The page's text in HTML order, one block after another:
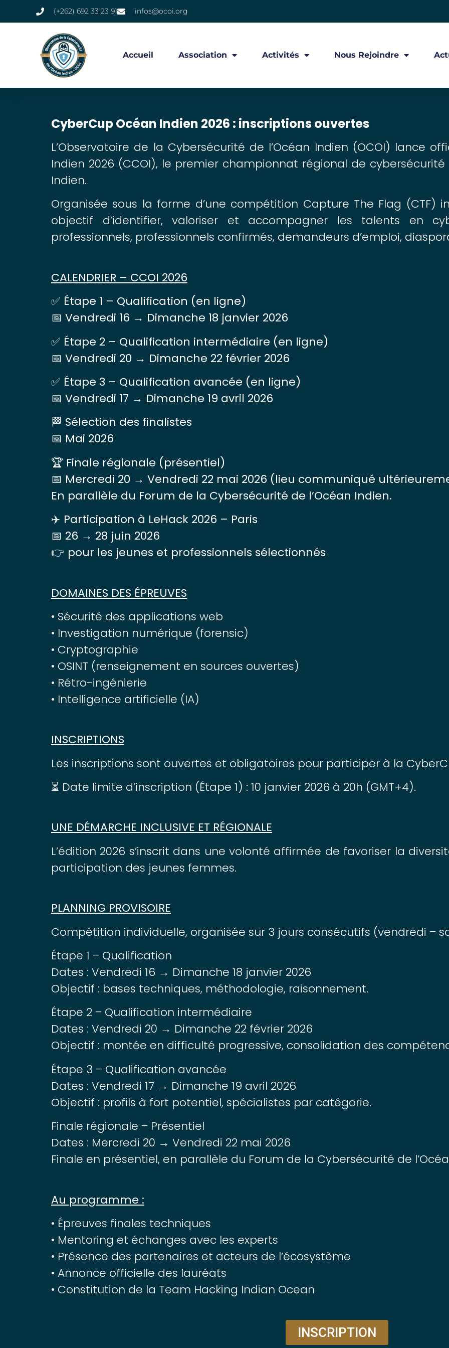
(+262) 692 33 23 91 infos@ocoi.org
Accueil Association Activités Nous Rejoindre
CyberCup Océan Indien 2026 : inscriptions ouvertes
L’Observatoire de la Cybersécurité de l’Océan Indien (OCOI) lance
Indien 2026 (CCOI), le premier championnat régional de
Indien.
Organisée sous la forme d’une compétition Capture The Flag (CTF)
objectif d’identifier, valoriser et accompagner les talents en
professionnels, professionnels confirmés, demandeurs d’emploi,
CALENDRIER – CCOI 2026
✅ Étape 1 – Qualification (en ligne)
📅 Vendredi 16 → Dimanche 18 janvier 2026
✅ Étape 2 – Qualification intermédiaire (en ligne)
📅 Vendredi 20 → Dimanche 22 février 2026
✅ Étape 3 – Qualification avancée (en ligne)
📅 Vendredi 17 → Dimanche 19 avril 2026
🏁 Sélection des finalistes
📅 Mai 2026
🏆 Finale régionale (présentiel)
📅 Mercredi 20 → Vendredi 22 mai 2026 (lieu communiqué
En parallèle du Forum de la Cybersécurité de l’Océan Indien.
✈️ Participation à LeHack 2026 – Paris
📅 26 → 28 juin 2026
👉 pour les jeunes et professionnels sélectionnés
DOMAINES DES ÉPREUVES
• Sécurité des applications web
• Investigation numérique (forensic)
• Cryptographie
• OSINT (renseignement en sources ouvertes)
• Rétro-ingénierie
• Intelligence artificielle (IA)
INSCRIPTIONS
Les inscriptions sont ouvertes et obligatoires pour participer à la
⏳ Date limite d’inscription (Étape 1) : 10 janvier 2026 à 20h (GMT+4).
UNE DÉMARCHE INCLUSIVE ET RÉGIONALE
L’édition 2026 s’inscrit dans une volonté affirmée de favoriser la
participation des jeunes femmes.
PLANNING PROVISOIRE
Compétition individuelle, organisée sur 3 jours consécutifs (vendredi –
Étape 1 – Qualification
Dates : Vendredi 16 → Dimanche 18 janvier 2026
Objectif : bases techniques, méthodologie, raisonnement.
Étape 2 – Qualification intermédiaire
Dates : Vendredi 20 → Dimanche 22 février 2026
Objectif : montée en difficulté progressive, consolidation des
Étape 3 – Qualification avancée
Dates : Vendredi 17 → Dimanche 19 avril 2026
Objectif : profils à fort potentiel, spécialistes par catégorie.
Finale régionale – Présentiel
Dates : Mercredi 20 → Vendredi 22 mai 2026
Finale en présentiel, en parallèle du Forum de la Cybersécurité de
Au programme :
• Épreuves finales techniques
• Mentoring et échanges avec les experts
• Présence des partenaires et acteurs de l’écosystème
• Annonce officielle des lauréats
• Constitution de la Team Hacking Indian Ocean
INSCRIPTION